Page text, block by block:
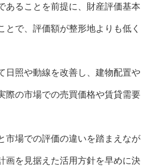
あることを前提に、財産評価基本
とで、評価額が整形地よりも低く
日照や動線を改善し、建物配置や
際の市場での売買価格や賃貸需要
市場での評価の違いを踏まえなが
画を見据えた活用方針を早めに決